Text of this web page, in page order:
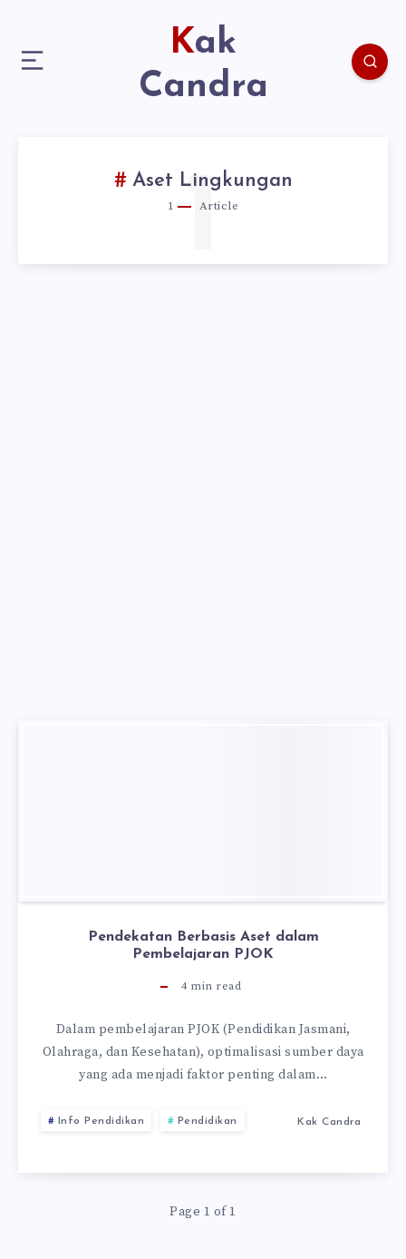
Kak
Candra
Aset Lingkungan
1 Article
1
Pendekatan Berbasis Aset dalam
Pembelajaran PJOK
4min read
Dalam pembelajaran PJOK (Pendidikan Jasmani,
Olahraga, dan Kesehatan), optimalisasi sumber daya
yang ada menjadi faktor penting dalam…
Info Pendidikan Pendidikan Kak Candra
Page 1 of 1